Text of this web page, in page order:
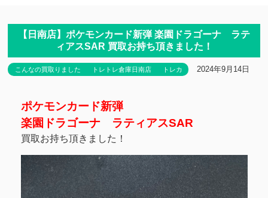
【日南店】ポケモンカード新弾 楽園ドラゴーナ ラテ
ィアスSAR 買取お持ち頂きました！
こんなの買取りました トレトレ倉庫日南店 トレカ 2024年9月14日
ポケモンカード新弾
楽園ドラゴーナ ラティアスSAR
買取お持ち頂きました！